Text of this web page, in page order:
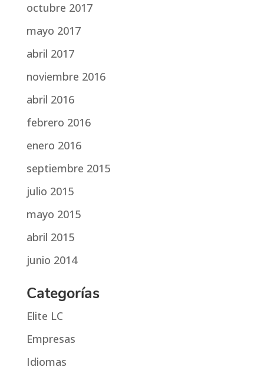
octubre 2017
mayo 2017
abril 2017
noviembre 2016
abril 2016
febrero 2016
enero 2016
septiembre 2015
julio 2015
mayo 2015
abril 2015
junio 2014
Categorías
Elite LC
Empresas
Idiomas